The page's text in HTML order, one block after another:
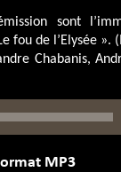
sont
fou de l’Elysée ».
Chabanis,